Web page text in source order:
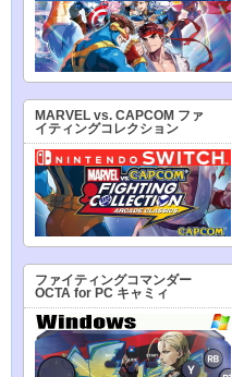
MARVEL vs. CAPCOM ファ
イティングコレクション
ファイティングコマンダー
OCTA for PC キャミィ